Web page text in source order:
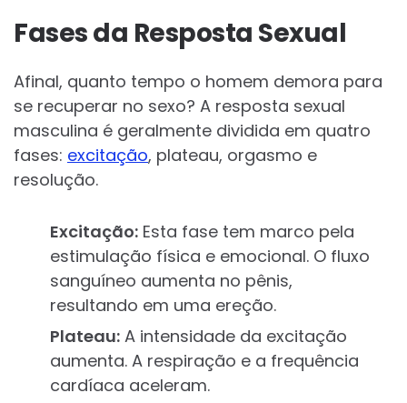
Fases da Resposta Sexual
Afinal, quanto tempo o homem demora para
se recuperar no sexo? A resposta sexual
masculina é geralmente dividida em quatro
fases: excitação, plateau, orgasmo e
resolução.
Excitação: Esta fase tem marco pela
estimulação física e emocional. O fluxo
sanguíneo aumenta no pênis,
resultando em uma ereção.
Plateau: A intensidade da excitação
aumenta. A respiração e a frequência
cardíaca aceleram.